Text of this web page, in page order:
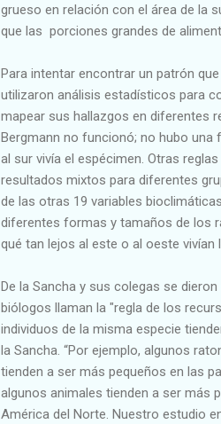
grueso en relación con el área de la
que las porciones grandes de
Para intentar encontrar un patrón
utilizaron análisis estadísticos para
mapear sus hallazgos en diferentes
Bergmann no funcionó; no hubo
al sur vivía el espécimen. Otras
resultados mixtos para diferentes
de las otras 19 variables
diferentes formas y tamaños de los
qué tan lejos al este o al oeste vivían
De la Sancha y sus colegas se
biólogos llaman la "regla de los
individuos de la misma especie
la Sancha. “Por ejemplo, algunos
tienden a ser más pequeños en las
algunos animales tienden a ser más
América del Norte. Nuestro estudio